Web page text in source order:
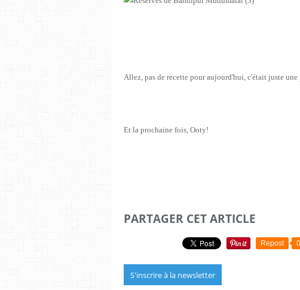
Allez, pas de recette pour aujourd'hui, c'était juste
Et la prochaine fois, Ooty!
PARTAGER CET ARTICLE
Repost 0
S'inscrire à la newsletter